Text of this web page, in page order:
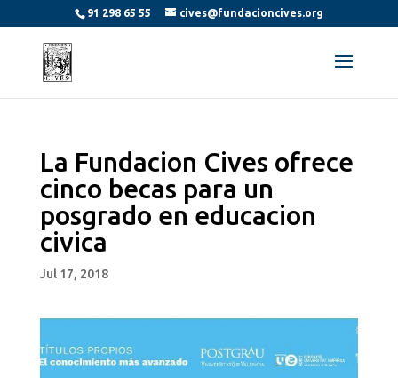
91 298 65 55 cives@fundacioncives.org
La Fundacion Cives ofrece
cinco becas para un
posgrado en educacion
civica
Jul 17, 2018